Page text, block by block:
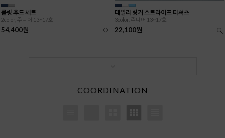
롤링 후드 세트
2color, 주니어 13~17호
54,400원
데일리 링거 스트라이프 티셔츠
3color, 주니어 13~17호
22,100원
COORDINATION